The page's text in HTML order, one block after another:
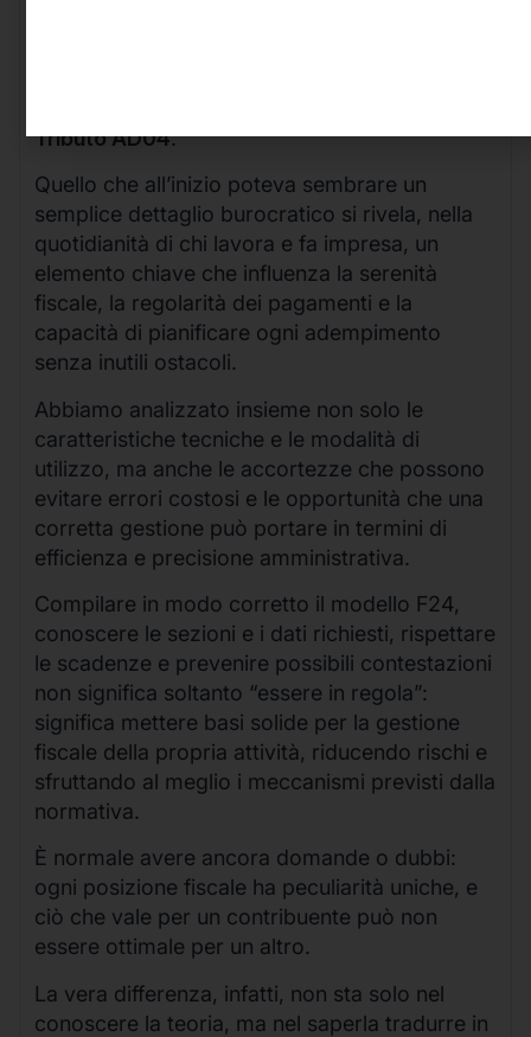
Tributo AD04.
Quello che all’inizio poteva sembrare un
semplice dettaglio burocratico si rivela, nella
quotidianità di chi lavora e fa impresa, un
elemento chiave che influenza la serenità
fiscale, la regolarità dei pagamenti e la
capacità di pianificare ogni adempimento
senza inutili ostacoli.
Abbiamo analizzato insieme non solo le
caratteristiche tecniche e le modalità di
utilizzo, ma anche le accortezze che possono
evitare errori costosi e le opportunità che una
corretta gestione può portare in termini di
efficienza e precisione amministrativa.
Compilare in modo corretto il modello F24,
conoscere le sezioni e i dati richiesti, rispettare
le scadenze e prevenire possibili contestazioni
non significa soltanto “essere in regola”:
significa mettere basi solide per la gestione
fiscale della propria attività, riducendo rischi e
sfruttando al meglio i meccanismi previsti dalla
normativa.
È normale avere ancora domande o dubbi:
ogni posizione fiscale ha peculiarità uniche, e
ciò che vale per un contribuente può non
essere ottimale per un altro.
La vera differenza, infatti, non sta solo nel
conoscere la teoria, ma nel saperla tradurre in